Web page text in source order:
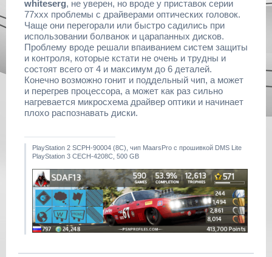
whiteserg, не уверен, но вроде у приставок серии
77ххх проблемы с драйверами оптических головок.
Чаще они перегорали или быстро садились при
использовании болванок и царапанных дисков.
Проблему вроде решали впаиванием систем защиты
и контроля, которые кстати не очень и трудны и
состоят всего от 4 и максимум до 6 деталей.
Конечно возможно гонит и поддельный чип, а может
и перегрев процессора, а может как раз сильно
нагревается микросхема драйвер оптики и начинает
плохо распознавать диски.
PlayStation 2 SCPH-90004 (8С), чип MaarsPro с прошивкой DMS Lite
PlayStation 3 CECH-4208C, 500 GB